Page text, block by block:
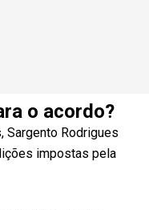
o acordo?
Sargento Rodrigues
impostas pela